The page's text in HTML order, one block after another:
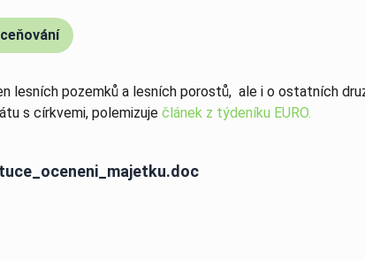
lesních pozemků a lesních porostů, ale i o ostatních
s církvemi, polemizuje článek z týdeníku EURO.